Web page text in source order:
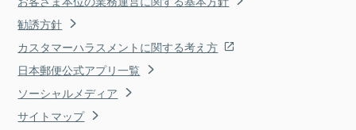
勧誘方針
カスタマーハラスメントに関する考え方
日本郵便公式アプリ一覧
ソーシャルメディア
サイトマップ